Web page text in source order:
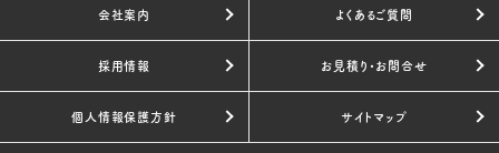
会社案内 よくあるご質問
採用情報 お見積り・お問合せ
個人情報保護方針 サイトマップ